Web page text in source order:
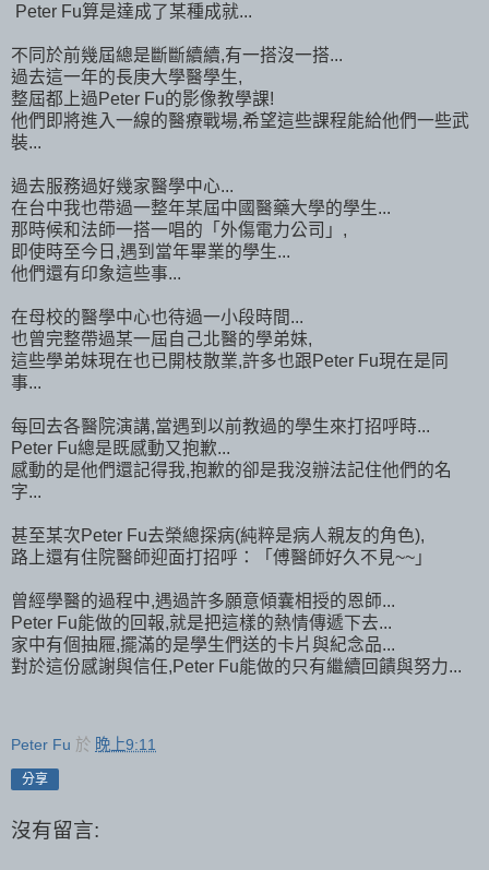
Peter Fu算是達成了某種成就...
不同於前幾屆總是斷斷續續,有一搭沒一搭...
過去這一年的長庚大學醫學生,
整屆都上過Peter Fu的影像教學課!
他們即將進入一線的醫療戰場,希望這些課程能給他們一些武
裝...
過去服務過好幾家醫學中心...
在台中我也帶過一整年某屆中國醫藥大學的學生...
那時候和法師一搭一唱的「外傷電力公司」,
即使時至今日,遇到當年畢業的學生...
他們還有印象這些事...
在母校的醫學中心也待過一小段時間...
也曾完整帶過某一屆自己北醫的學弟妹,
這些學弟妹現在也已開枝散業,許多也跟Peter Fu現在是同
事...
每回去各醫院演講,當遇到以前教過的學生來打招呼時...
Peter Fu總是既感動又抱歉...
感動的是他們還記得我,抱歉的卻是我沒辦法記住他們的名
字...
甚至某次Peter Fu去榮總探病(純粹是病人親友的角色),
路上還有住院醫師迎面打招呼：「傅醫師好久不見~~」
曾經學醫的過程中,遇過許多願意傾囊相授的恩師...
Peter Fu能做的回報,就是把這樣的熱情傳遞下去...
家中有個抽屜,擺滿的是學生們送的卡片與紀念品...
對於這份感謝與信任,Peter Fu能做的只有繼續回饋與努力...
Peter Fu 於 晚上9:11
分享
沒有留言: